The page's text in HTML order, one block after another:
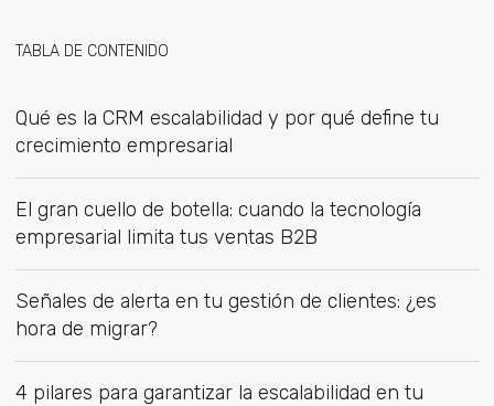
TABLA DE CONTENIDO
Qué es la CRM escalabilidad y por qué define tu
crecimiento empresarial
El gran cuello de botella: cuando la tecnología
empresarial limita tus ventas B2B
Señales de alerta en tu gestión de clientes: ¿es
hora de migrar?
4 pilares para garantizar la escalabilidad en tu